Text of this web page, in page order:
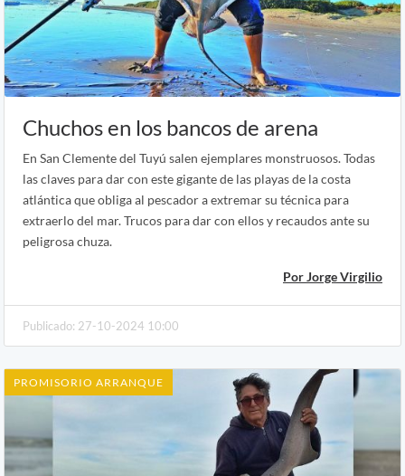
Chuchos en los bancos de arena
En San Clemente del Tuyú salen ejemplares monstruosos. Todas
las claves para dar con este gigante de las playas de la costa
atlántica que obliga al pescador a extremar su técnica para
extraerlo del mar. Trucos para dar con ellos y recaudos ante su
peligrosa chuza.
Por Jorge Virgilio
Publicado: 27-10-2024 10:00
PROMISORIO ARRANQUE